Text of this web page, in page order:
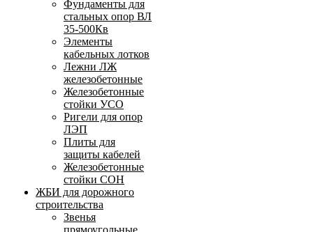
Фундаменты для
стальных опор ВЛ
35-500Кв
Элементы
кабельных лотков
Лежни ЛЖ
железобетонные
Железобетонные
стойки УСО
Ригели для опор
ЛЭП
Плиты для
защиты кабелей
Железобетонные
стойки СОН
ЖБИ для дорожного
строительства
Звенья
прямоугольные